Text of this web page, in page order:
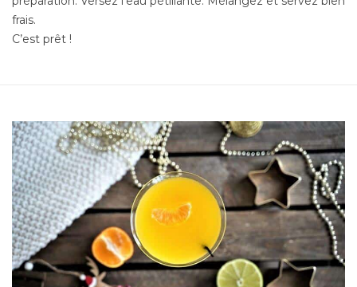
frais.
C’est prêt !